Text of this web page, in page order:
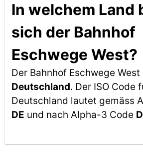
In welchem Land
sich der Bahnhof
Eschwege West?
Der Bahnhof Eschwege
Deutschland. Der ISO Code
Deutschland lautet gemäss
DE und nach Alpha-3 Code